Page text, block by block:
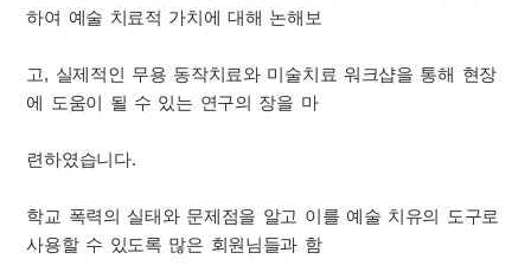
하여 예술 치료적 가치에 대해 논해보
고, 실제적인 무용 동작치료와 미술치료 워크샵을 통해 현장
에 도움이 될 수 있는 연구의 장을 마
련하였습니다.
학교 폭력의 실태와 문제점을 알고 이를 예술 치유의 도구로
사용할 수 있도록 많은 회원님들과 함